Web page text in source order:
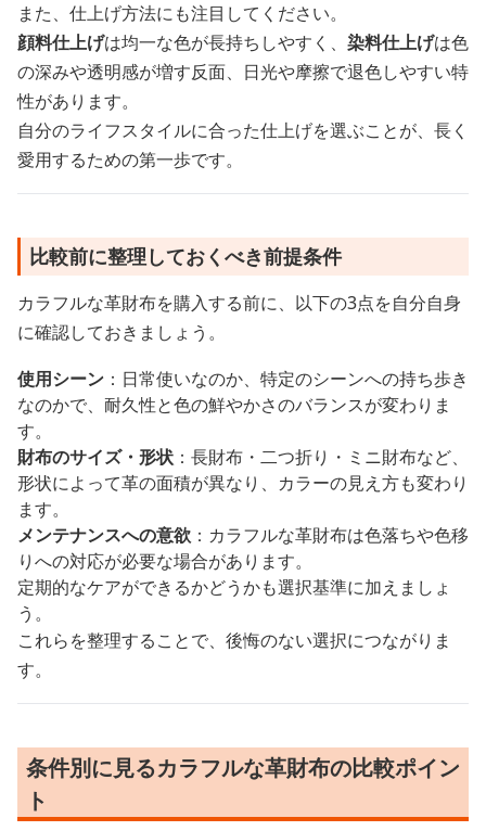
また、仕上げ方法にも注目してください。
顔料仕上げは均一な色が長持ちしやすく、 染料仕上げは色
の深みや透明感が増す反面、日光や摩擦で退色しやすい特
性があります。
自分のライフスタイルに合った仕上げを選ぶことが、長く
愛用するための第一歩です。
比較前に整理しておくべき前提条件
カラフルな革財布を購入する前に、以下の3点を自分自身
に確認しておきましょう。
使用シーン ：日常使いなのか、特定のシーンへの持ち歩き
なのかで、耐久性と色の鮮やかさのバランスが変わりま
す。
財布のサイズ・形状 ：長財布・二つ折り・ミニ財布など、
形状によって革の面積が異なり、カラーの見え方も変わり
ます。
メンテナンスへの意欲 ：カラフルな革財布は色落ちや色移
りへの対応が必要な場合があります。
定期的なケアができるかどうかも選択基準に加えましょ
う。
これらを整理することで、後悔のない選択につながりま
す。
条件別に見るカラフルな革財布の比較ポイン
ト